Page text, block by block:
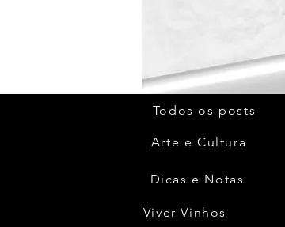
Todos os posts
Arte e Cultura
Dicas e Notas
Viver Vinhos